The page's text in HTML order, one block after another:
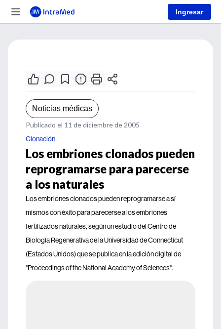
Ingresar
Noticias médicas
Publicado el 11 de diciembre de 2005
Clonación
Los embriones clonados pueden
reprogramarse para parecerse
a los naturales
Los embriones clonados pueden reprogramarse a sí
mismos con éxito para parecerse a los embriones
fertilizados naturales, según un estudio del Centro de
Biología Regenerativa de la Universidad de Connecticut
(Estados Unidos) que se publica en la edición digital de
"Proceedings of the National Academy of Sciences".